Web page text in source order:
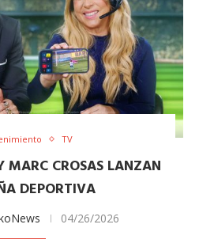
TV
CROSAS LANZAN
DEPORTIVA
04/26/2026